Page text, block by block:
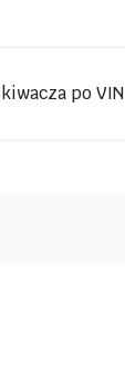
po VIN